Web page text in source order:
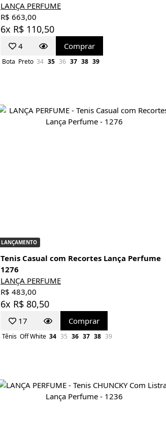
LANÇA PERFUME
R$ 663,00
6x R$ 110,50
4 Comprar
Bota Preto 34 35 36 37 38 39
LANÇAMENTO
Tenis Casual com Recortes Lança Perfume
1276
LANÇA PERFUME
R$ 483,00
6x R$ 80,50
17 Comprar
Tênis Off White 34 35 36 37 38 39